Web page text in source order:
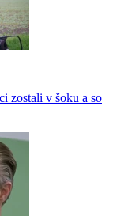
zostali v šoku a so